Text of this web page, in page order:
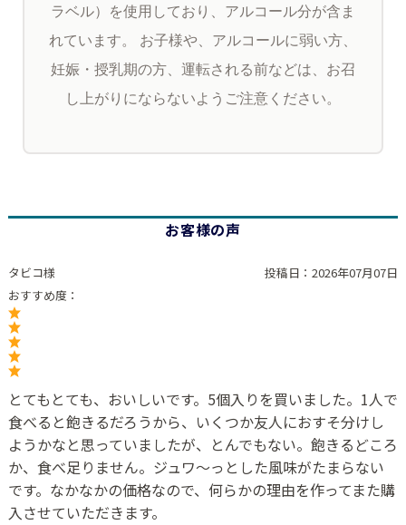
ラベル）を使用しており、アルコール分が含ま
れています。
お子様や、アルコールに弱い方、
妊娠・授乳期の方、運転される前などは、お召
し上がりにならないようご注意ください。
お客様の声
タビコ様 投稿日： 2026年07月07日
おすすめ度：
とてもとても、おいしいです。5個入りを買いました。1人で
食べると飽きるだろうから、いくつか友人におすそ分けし
ようかなと思っていましたが、とんでもない。飽きるどころ
か、食べ足りません。ジュワ〜っとした風味がたまらない
です。なかなかの価格なので、何らかの理由を作ってまた購
入させていただきます。